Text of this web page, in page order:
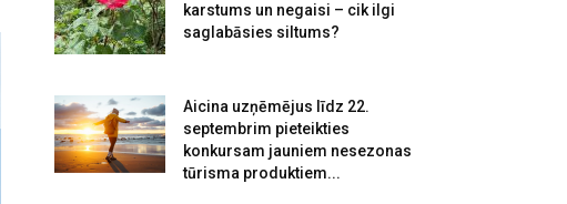
karstums un negaisi – cik ilgi
saglabāsies siltums?
Aicina uzņēmējus līdz 22.
septembrim pieteikties
konkursam jauniem nesezonas
tūrisma produktiem...